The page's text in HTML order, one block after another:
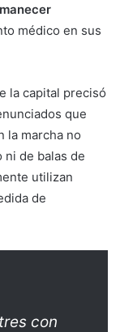
médico en sus
la capital precisó
que
la marcha no
de balas de
utilizan
de
con